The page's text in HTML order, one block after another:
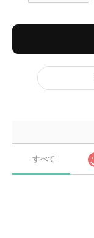
すべて